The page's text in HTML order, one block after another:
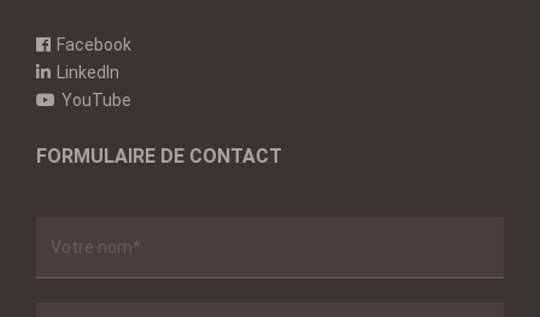
Facebook
LinkedIn
YouTube
FORMULAIRE DE CONTACT